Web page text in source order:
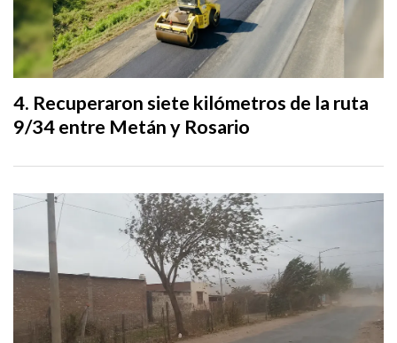
Recuperaron siete kilómetros de la ruta
9/34 entre Metán y Rosario